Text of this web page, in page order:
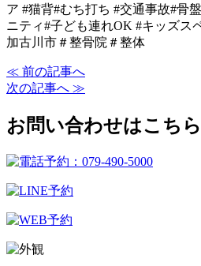
ア #猫背#むち打ち #交通事故#骨
ニティ#子ども連れOK #キッズス
加古川市＃整骨院＃整体
≪ 前の記事へ
次の記事へ ≫
お問い合わせはこちら